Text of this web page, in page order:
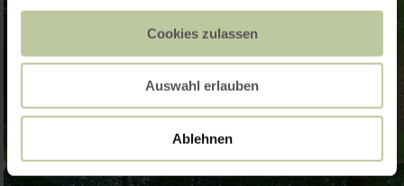
Cookies zulassen
Auswahl erlauben
Ablehnen